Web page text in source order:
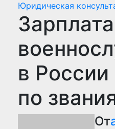
Юридическая
Зарплата
в России
по
От